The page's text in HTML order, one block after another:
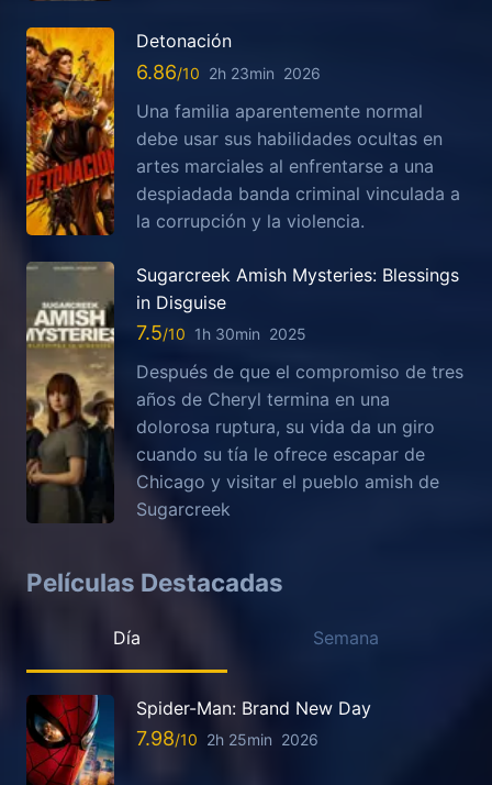
Detonación
6.86 2h 23min 2026
Una familia aparentemente normal
debe usar sus habilidades ocultas en
artes marciales al enfrentarse a una
despiadada banda criminal vinculada a
la corrupción y la violencia.
Sugarcreek Amish Mysteries: Blessings
in Disguise
7.5 1h 30min 2025
Después de que el compromiso de tres
años de Cheryl termina en una
dolorosa ruptura, su vida da un giro
cuando su tía le ofrece escapar de
Chicago y visitar el pueblo amish de
Sugarcreek
Películas Destacadas
Día Semana
Spider-Man: Brand New Day
7.98 2h 25min 2026